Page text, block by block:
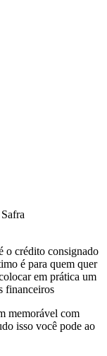
o crédito consignado
é para quem quer
em prática um
financeiros
memorável com
isso você pode ao